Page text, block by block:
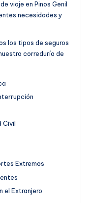
viaje en Pinos Genil
necesidades y
los tipos de seguros
correduría de
Civil
Extremos
el Extranjero